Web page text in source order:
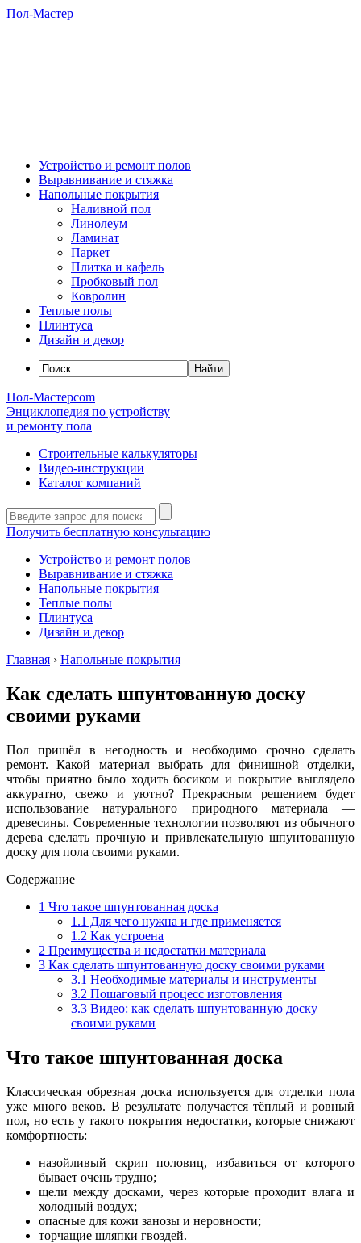
Пол-Мастер
Устройство и ремонт полов
Выравнивание и стяжка
Напольные покрытия
Наливной пол
Линолеум
Ламинат
Паркет
Плитка и кафель
Пробковый пол
Ковролин
Теплые полы
Плинтуса
Дизайн и декор
Пол-Мастерcom
Энциклопедия по устройству
и ремонту пола
Строительные калькуляторы
Видео-инструкции
Каталог компаний
Получить бесплатную консультацию
Устройство и ремонт полов
Выравнивание и стяжка
Напольные покрытия
Теплые полы
Плинтуса
Дизайн и декор
Главная › Напольные покрытия
Как сделать шпунтованную доску
своими руками
Пол пришёл в негодность и необходимо срочно сделать
ремонт. Какой материал выбрать для финишной отделки,
чтобы приятно было ходить босиком и покрытие выглядело
аккуратно, свежо и уютно? Прекрасным решением будет
использование натурального природного материала —
древесины. Современные технологии позволяют из обычного
дерева сделать прочную и привлекательную шпунтованную
доску для пола своими руками.
Содержание
1 Что такое шпунтованная доска
1.1 Для чего нужна и где применяется
1.2 Как устроена
2 Преимущества и недостатки материала
3 Как сделать шпунтованную доску своими руками
3.1 Необходимые материалы и инструменты
3.2 Пошаговый процесс изготовления
3.3 Видео: как сделать шпунтованную доску
своими руками
Что такое шпунтованная доска
Классическая обрезная доска используется для отделки пола
уже много веков. В результате получается тёплый и ровный
пол, но есть у такого покрытия недостатки, которые снижают
комфортность:
назойливый скрип половиц, избавиться от которого
бывает очень трудно;
щели между досками, через которые проходит влага и
холодный воздух;
опасные для кожи занозы и неровности;
торчащие шляпки гвоздей.